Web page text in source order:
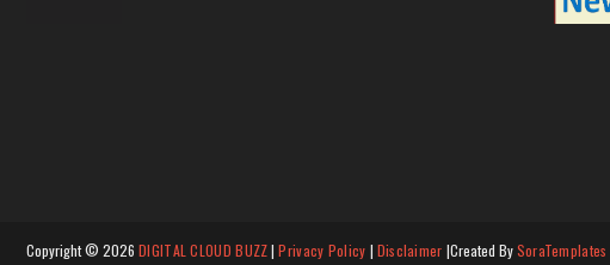
Copyright © 2026 DIGITAL CLOUD BUZZ|Privacy Policy | Disclaimer |Created BySoraTemplates